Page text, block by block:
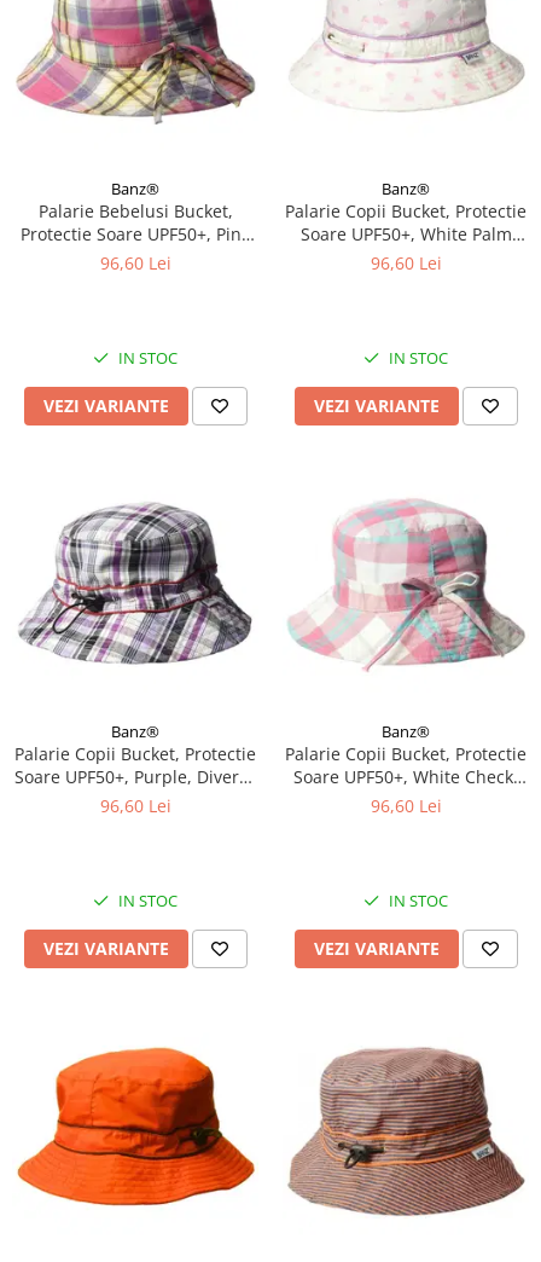
Banz®
Palarie Bebelusi Bucket,
Protectie Soare UPF50+, Pink
Check, Diverse marimi
96,60 Lei
IN STOC
VEZI VARIANTE
Banz®
Palarie Copii Bucket, Protectie
Soare UPF50+, White Palm
Tree, Diverse marimi
96,60 Lei
IN STOC
VEZI VARIANTE
Banz®
Palarie Copii Bucket, Protectie
Soare UPF50+, Purple, Diverse
marimi
96,60 Lei
IN STOC
VEZI VARIANTE
Banz®
Palarie Copii Bucket, Protectie
Soare UPF50+, White Check,
Diverse marimi
96,60 Lei
IN STOC
VEZI VARIANTE